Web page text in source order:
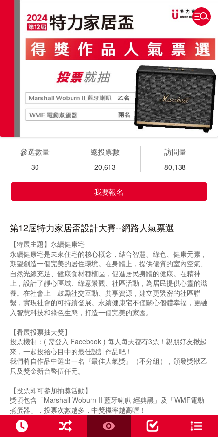
參選數量
30
總投票數
20,613
訪問量
80,138
我要報名
第12屆特力家居盃設計大賽--網路人氣票選
【特展主題】永續健康宅
永續健康宅是未來住宅的核心概念，結合智慧、綠色、健康元素，
期望創造一個完美的居住環境。在身體上，提供優質的室內空氣、
自然光線充足、健康食材種植區，促進居民身體的健康。在精神
上，設計了靜心區域、綠意景觀、社區活動，為居民提供心靈的滋
養。在社會上，鼓勵社交互動、共享資源，建立更緊密的社區聯
繫，實現社會的可持續發展。永續健康宅不僅關心個體幸福，更融
入智慧科技和綠色生態，打造一個完美的家園。
【看展投票抽大獎】
投票機制：( 需登入 Facebook ) 每人每天都有3票！親朋好友揪起
來，一起投給心目中的最佳設計作品吧！
我們將自作品中選出一名『最佳人氣獎』（不分組），頒發獎狀乙
只及獎金新台幣伍仟元。
【投票即可參加抽獎活動】
獎項包含「Marshall Woburn II 藍牙喇叭 經典黑」及「WMF電動
煮蛋器」，投票次數越多，中獎機率越高喔！